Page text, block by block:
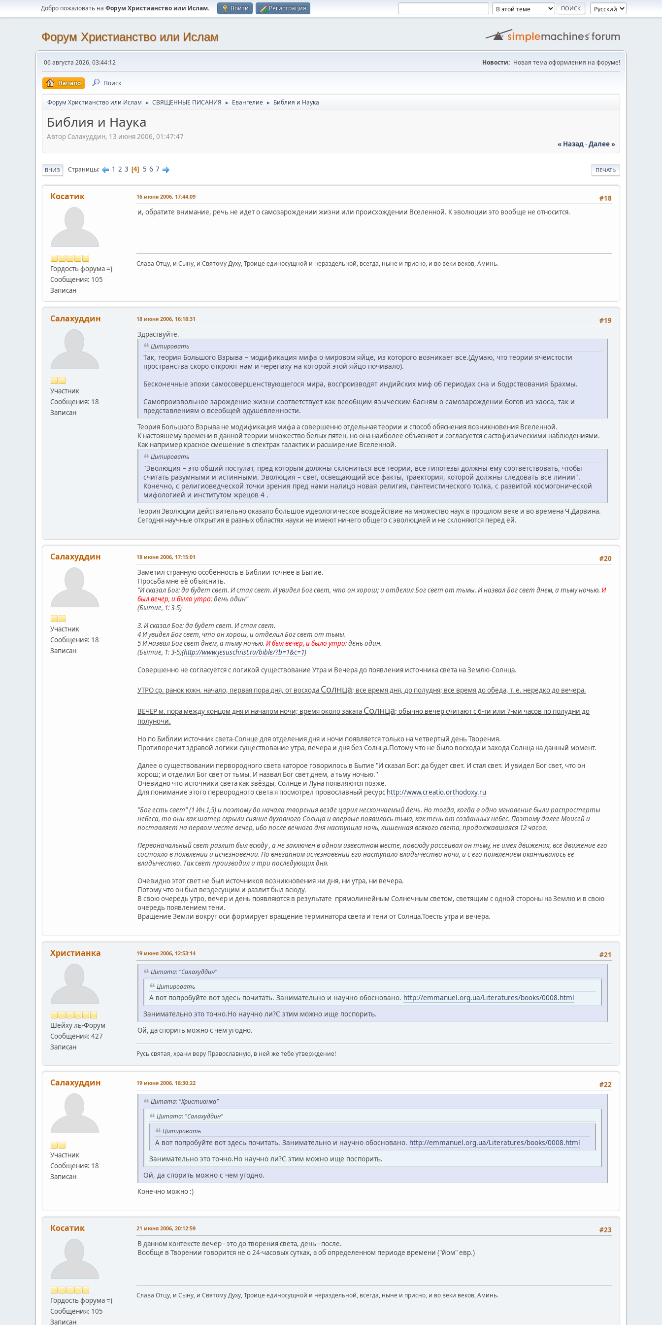
Добро пожаловать на Форум Христианство или Ислам. Войти Регистрация
Форум Христианство или Ислам
06 августа 2026, 03:44:12 Новости: Новая тема оформления на форуме!
Начало Поиск
Форум Христианство или Ислам ► СВЯЩЕННЫЕ ПИСАНИЯ ► Евангелие ► Библия и Наука
Библия и Наука
Автор Салахуддин, 13 июня 2006, 01:47:47
« Назад-Далее »
ПЕЧАТЬ
ВНИЗ Страницы 1 2 3 4 5 6 7
Косатик
Гордость форума =)
Сообщения: 105
Записан
#18
16 июня 2006, 17:44:09
и, обратите внимание, речь не идет о самозарождении жизни или происхождении Вселенной. К эволюции это вообще не относится.
Слава Отцу, и Сыну, и Святому Духу, Троице единосущной и нераздельной, всегда, ныне и присно, и во веки веков, Аминь.
Салахуддин
Участник
Сообщения: 18
Записан
#19
18 июня 2006, 16:18:31
Здраствуйте.
Цитировать
Так, теория Большого Взрыва – модификация мифа о мировом яйце, из которого возникает все.(Думаю, что теории ячеистости
пространства скоро откроют нам и черепаху на которой этой яйцо почивало).
Бесконечные эпохи самосовершенствующегося мира, воспроизводят индийских миф об периодах сна и бодрствования Брахмы.
Самопроизвольное зарождение жизни соответствует как всеобщим языческим басням о самозарождении богов из хаоса, так и
представлениям о всеобщей одушевленности.
Теория Большого Взрыва не модификация мифа а совершенно отдельная теории и способ обяснения возникновения Вселенной.
К настояшему времени в данной теории множество белых пятен, но она наиболее объясняет и согласуется с астофизическими наблюдениями.
Как например красное смешение в спектрах галактик и расширение Вселенной.
Цитировать
"Эволюция – это общий постулат, пред которым должны склониться все теории, все гипотезы должны ему соответствовать, чтобы
считать разумными и истинными. Эволюция – свет, освещающий все факты, траектория, которой должны следовать все линии".
Конечно, с религиоведческой точки зрения пред нами налицо новая религия, пантеистического толка, с развитой космогонической
мифологией и институтом жрецов 4 .
Теория Эволюции действительно оказало большое идеологическое воздействие на множество наук в прошлом веке и во времена Ч.Дарвина.
Сегодня научные открытия в разных областях науки не имеют ничего общего с эволюцией и не склоняются перед ей.
Салахуддин
Участник
Сообщения: 18
Записан
#20
18 июня 2006, 17:15:01
Заметил странную особенность в Библии точнее в Бытие.
Просьба мне её объяснить.
"И сказал Бог: да будет свет. И стал свет. И увидел Бог свет, что он хорош; и отделил Бог свет от тьмы. И назвал Бог свет днем, а тьму ночью. И
был вечер, и было утро:день один"
(Бытие, 1: 3-5)
3. И сказал Бог: да будет свет. И стал свет.
4 И увидел Бог свет, что он хорош, и отделил Бог свет от тьмы.
5 И назвал Бог свет днем, а тьму ночью. И был вечер, и было утро: день один.
(Бытие, 1: 3-5)(http://www.jesuschrist.ru/bible/?b=1&c=1)
Совершенно не согласуется с логикой существование Утра и Вечера до появления источника света на Землю-Солнца.
УТРО ср. ранок южн. начало, первая пора дня, от восхода Солнца; все время дня, до полудня; все время до обеда, т. е. нередко до вечера.
ВЕЧЕР м. пора между концом дня и началом ночи; время около заката Солнца; обычно вечер считают с 6-ти или 7-ми часов по полудни до
полуночи.
Но по Библии источник света-Солнце для отделения дня и ночи появляется только на четвертый день Творения.
Противоречит здравой логики существование утра, вечера и дня без Солнца.Потому что не было восхода и захода Солнца на данный момент.
Далее о существовании первородного света каторое говорилось в Бытие "И сказал Бог: да будет свет. И стал свет. И увидел Бог свет, что он
хорош; и отделил Бог свет от тьмы. И назвал Бог свет днем, а тьму ночью.''
Очевидно что источники света как звёзды, Солнце и Луна появляются позже.
Для понимание этого первородного света я посмотрел провославный ресурс http://www.creatio.orthodoxy.ru
"Бог есть свет" (1 Ин.1,5) и поэтому до начала творения везде царил нескончаемый день. Но тогда, когда в одно мгновение были распростерты
небеса, то они как шатер скрыли сияние духовного Солнца и впервые появилась тьма, как тень от созданных небес. Поэтому далее Моисей и
поставляет на первом месте вечер, ибо после вечного дня наступила ночь, лишенная всякого света, продолжавшаяся 12 часов.
Первоначальный свет разлит был всюду , а не заключен в одном известном месте, повсюду рассеивал он тьму, не имея движения, все движение его
состояло в появлении и исчезновении. По внезапном исчезновении его наступало владычество ночи, и с его появлением оканчивалось ее
владычество. Так свет производил и три последующих дня.
Очевидно этот свет не был источников возникновения ни дня, ни утра, ни вечера.
Потому что он был вездесущим и разлит был всюду.
В свою очередь утро, вечер и день появляются в результате прямолинейным Солнечным светом, светящим с одной стороны на Землю и в свою
очередь появлением тени.
Вращение Земли вокруг оси формирует вращение терминатора света и тени от Солнца.Тоесть утра и вечера.
Христианка
Шейху ль-Форум
Сообщения: 427
Записан
#21
19 июня 2006, 12:53:14
Цитата: "Салахуддин"
Цитировать
А вот попробуйте вот здесь почитать. Занимательно и научно обосновано. http://emmanuel.org.ua/Literatures/books/0008.html
Занимательно это точно.Но научно ли?С этим можно ище поспорить.
Ой, да спорить можно с чем угодно.
Русь святая, храни веру Православную, в ней же тебе утверждение!
Салахуддин
Участник
Сообщения: 18
Записан
#22
19 июня 2006, 18:30:22
Цитата: "Христианка"
Цитата: "Салахуддин"
Цитировать
А вот попробуйте вот здесь почитать. Занимательно и научно обосновано. http://emmanuel.org.ua/Literatures/books/0008.html
Занимательно это точно.Но научно ли?С этим можно ище поспорить.
Ой, да спорить можно с чем угодно.
Конечно можно :)
Косатик
Гордость форума =)
Сообщения: 105
Записан
#23
21 июня 2006, 20:12:59
В данном контексте вечер - это до творения света, день - после.
Вообще в Творении говорится не о 24-часовых сутках, а об определенном периоде времени ("йом" евр.)
Слава Отцу, и Сыну, и Святому Духу, Троице единосущной и нераздельной, всегда, ныне и присно, и во веки веков, Аминь.